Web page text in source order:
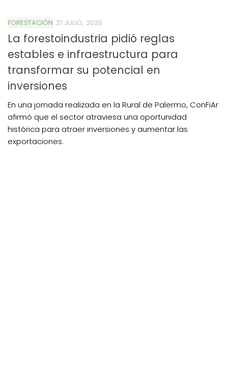
FORESTACIÓN 21 JULIO, 2026
La forestoindustria pidió reglas
estables e infraestructura para
transformar su potencial en
inversiones
En una jornada realizada en la Rural de Palermo, ConFiAr
afirmó que el sector atraviesa una oportunidad
histórica para atraer inversiones y aumentar las
exportaciones.